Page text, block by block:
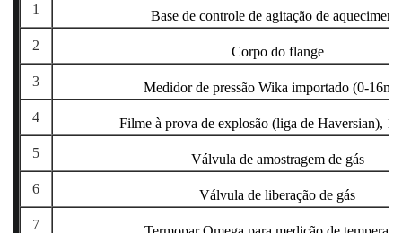
1
Base de controle de agitação de
2
Corpo do flange
3
Medidor de pressão Wika importado (0-
4
Filme à prova de explosão (liga de Haversian),
5
Válvula de amostragem de gás
6
Válvula de liberação de gás
7